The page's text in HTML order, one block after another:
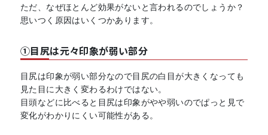
ただ、なぜほとんど効果がないと言われるのでしょうか？
思いつく原因はいくつかあります。
①目尻は元々印象が弱い部分
目尻は印象が弱い部分なので目尻の白目が大きくなっても
見た目に大きく変わるわけではない。
目頭などに比べると目尻は印象がやや弱いのでぱっと見で
変化がわかりにくい可能性がある。